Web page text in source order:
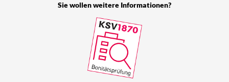
Sie wollen weitere Informationen?